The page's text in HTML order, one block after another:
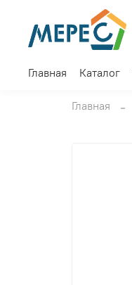
Главная Каталог
Главная